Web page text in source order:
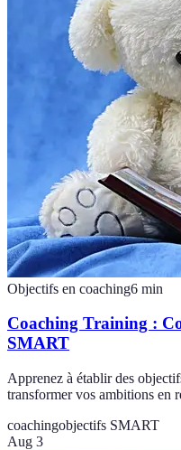
Objectifs en coaching6 min
Coaching Training :
SMART
Apprenez à établir des
transformer vos ambitions en
coachingobjectifs SMART
Aug 3